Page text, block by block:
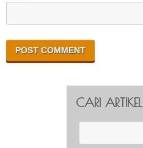
CARI ARTIKEL